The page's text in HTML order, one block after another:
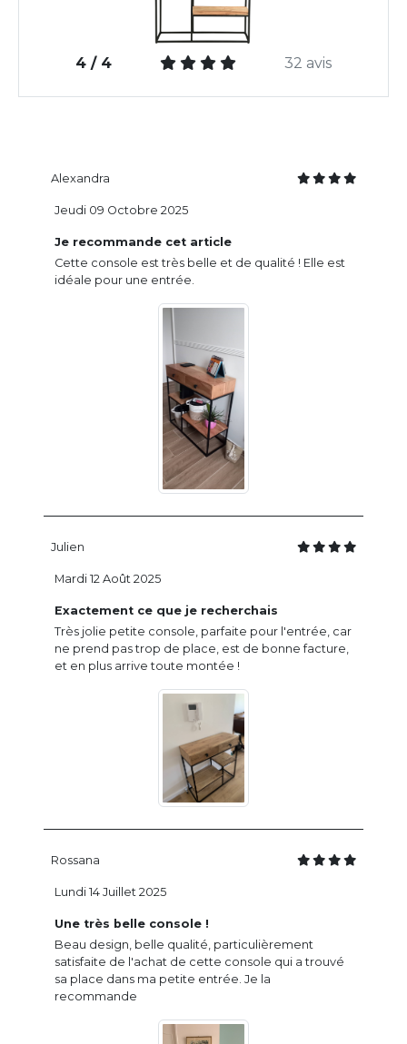
4 / 4 32 avis
Alexandra
Je recommande cet article
Cette console est très belle et de qualité ! Elle est
idéale pour une entrée.
Jeudi 09 Octobre 2025
Julien
Exactement ce que je recherchais
Très jolie petite console, parfaite pour l'entrée, car
ne prend pas trop de place, est de bonne facture,
et en plus arrive toute montée !
Mardi 12 Août 2025
Rossana
Une très belle console !
Beau design, belle qualité, particulièrement
satisfaite de l'achat de cette console qui a trouvé
sa place dans ma petite entrée. Je la
recommande
Lundi 14 Juillet 2025